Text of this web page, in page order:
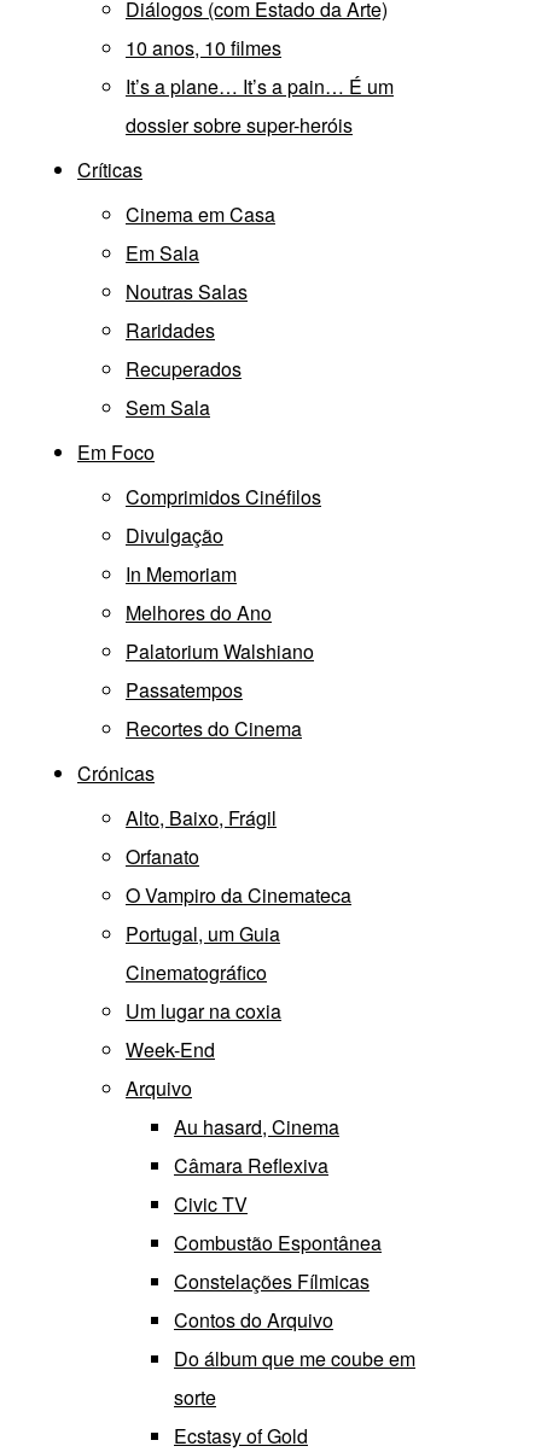
Diálogos (com Estado da Arte)
10 anos, 10 filmes
It’s a plane… It’s a pain… É um
dossier sobre super-heróis
Críticas
Cinema em Casa
Em Sala
Noutras Salas
Raridades
Recuperados
Sem Sala
Em Foco
Comprimidos Cinéfilos
Divulgação
In Memoriam
Melhores do Ano
Palatorium Walshiano
Passatempos
Recortes do Cinema
Crónicas
Alto, Baixo, Frágil
Orfanato
O Vampiro da Cinemateca
Portugal, um Guia
Cinematográfico
Um lugar na coxia
Week-End
Arquivo
Au hasard, Cinema
Câmara Reflexiva
Civic TV
Combustão Espontânea
Constelações Fílmicas
Contos do Arquivo
Do álbum que me coube em
sorte
Ecstasy of Gold